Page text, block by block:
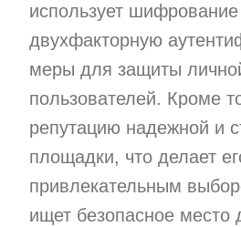
использует
двухфакторную
меры для защиты
пользователей. Кроме
репутацию надежной и
площадки, что делает
привлекательным
ищет безопасное место